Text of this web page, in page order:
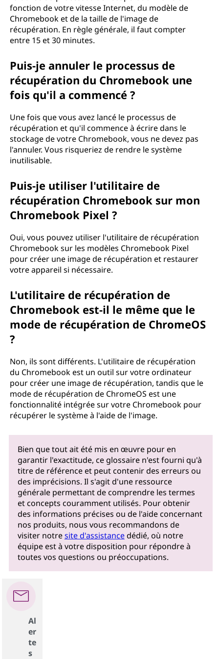
fonction de votre vitesse Internet, du modèle de
Chromebook et de la taille de l'image de
récupération. En règle générale, il faut compter
entre 15 et 30 minutes.
Puis-je annuler le processus de
récupération du Chromebook une
fois qu'il a commencé ?
Une fois que vous avez lancé le processus de
récupération et qu'il commence à écrire dans le
stockage de votre Chromebook, vous ne devez pas
l'annuler. Vous risqueriez de rendre le système
inutilisable.
Puis-je utiliser l'utilitaire de
récupération Chromebook sur mon
Chromebook Pixel ?
Oui, vous pouvez utiliser l'utilitaire de récupération
Chromebook sur les modèles Chromebook Pixel
pour créer une image de récupération et restaurer
votre appareil si nécessaire.
L'utilitaire de récupération de
Chromebook est-il le même que le
mode de récupération de ChromeOS
?
Non, ils sont différents. L'utilitaire de récupération
du Chromebook est un outil sur votre ordinateur
pour créer une image de récupération, tandis que le
mode de récupération de ChromeOS est une
fonctionnalité intégrée sur votre Chromebook pour
récupérer le système à l'aide de l'image.
Bien que tout ait été mis en œuvre pour en
garantir l'exactitude, ce glossaire n'est fourni qu'à
titre de référence et peut contenir des erreurs ou
des imprécisions. Il s'agit d'une ressource
générale permettant de comprendre les termes
et concepts couramment utilisés. Pour obtenir
des informations précises ou de l'aide concernant
nos produits, nous vous recommandons de
visiter notresite d'assistancedédié, où notre
équipe est à votre disposition pour répondre à
toutes vos questions ou préoccupations.
Al
er
te
s